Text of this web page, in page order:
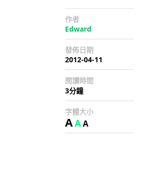
作者
Edward
發佈日期
2012-04-11
閱讀時間
3分鐘
字體大小
AAA